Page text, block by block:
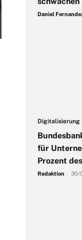
Daniel
Digitalisierung
für
Prozent
Redaktion 30/